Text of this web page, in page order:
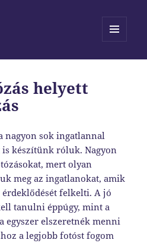
helyett
nagyon sok ingatlannal
is készítünk róluk. Nagyon
mert olyan
meg az ingatlanokat, amik
felkelti. A jó
tanulni éppúgy, mint a
egyszer elszeretnék menni
a legjobb fotóst fogom